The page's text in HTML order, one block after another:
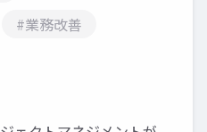
#業務改善